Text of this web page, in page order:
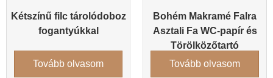
Kétszínű filc tárolódoboz
fogantyúkkal
Tovább olvasom
Bohém Makramé Falra
Asztali Fa WC-papír és
Törölközőtartó
Tovább olvasom